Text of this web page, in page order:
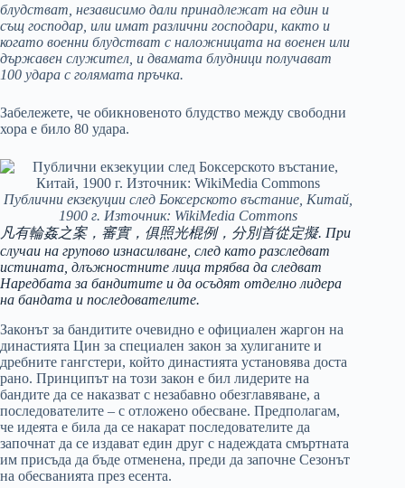
блудстват, независимо дали принадлежат на един и
същ господар, или имат различни господари, както и
когато военни блудстват с наложницата на военен или
държавен служител, и двамата блудници получават
100 удара с голямата пръчка.
Забележете, че обикновеното блудство между свободни
хора е било 80 удара.
Публични екзекуции след Боксерското въстание, Китай,
1900 г. Източник: WikiMedia Commons
凡有輪姦之案，審實，俱照光棍例，分別首從定擬. При
случаи на групово изнасилване, след като разследват
истината, длъжностните лица трябва да следват
Наредбата за бандитите и да осъдят отделно лидера
на бандата и последователите.
Законът за бандитите очевидно е официален жаргон на
династията Цин за специален закон за хулиганите и
дребните гангстери, който династията установява доста
рано. Принципът на този закон е бил лидерите на
бандите да се наказват с незабавно обезглавяване, а
последователите – с отложено обесване. Предполагам,
че идеята е била да се накарат последователите да
започнат да се издават един друг с надеждата смъртната
им присъда да бъде отменена, преди да започне Сезонът
на обесванията през есента.